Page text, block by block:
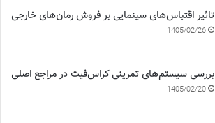
تاثیر اقتباس‌های سینمایی بر فروش رمان‌های خارجی
1405/02/26
بررسی سیستم‌های تمرینی کراس‌فیت در مراجع اصلی
1405/02/20